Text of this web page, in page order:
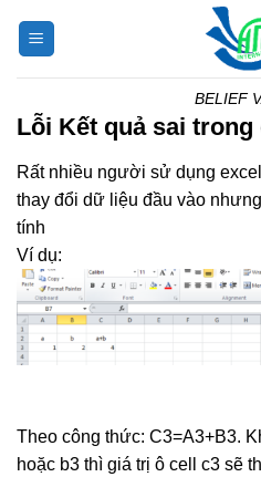
BELIEF
Lỗi Kết quả sai trong
Rất nhiều người sử dụng
thay đổi dữ liệu đầu vào
tính
Ví dụ:
Theo công thức: C3=A3+B3.
hoặc b3 thì giá trị ô cell c3 sẽ